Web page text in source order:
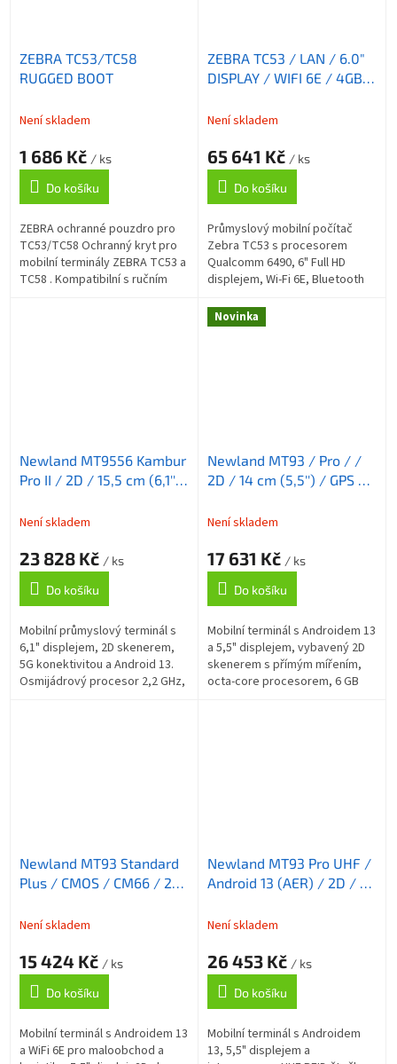
ZEBRA TC53/TC58
RUGGED BOOT
Není skladem
1 686 Kč / ks
Do košíku
ZEBRA ochranné pouzdro pro
TC53/TC58 Ochranný kryt pro
mobilní terminály ZEBRA TC53 a
TC58 . Kompatibilní s ručním
ZEBRA TC53 / LAN / 6.0"
DISPLAY / WIFI 6E / 4GB
Android
Není skladem
65 641 Kč / ks
Do košíku
Průmyslový mobilní počítač
Zebra TC53 s procesorem
Qualcomm 6490, 6" Full HD
displejem, Wi-Fi 6E, Bluetooth
16 Mpx fotoaparátem a krytím
IP68.
Newland MT9556 Kambur
Pro II / 2D / 15,5 cm (6,1'')
5G / NFC / Android / kit /
Není skladem
23 828 Kč / ks
Do košíku
Mobilní průmyslový terminál s
6,1" displejem, 2D skenerem,
5G konektivitou a Android 13.
Osmijádrový procesor 2,2 GHz,
Novinka
Newland MT93 / Pro / /
2D / 14 cm (5,5'') / GPS /
NFC / Android / kit / GMS
Není skladem
17 631 Kč / ks
Do košíku
Mobilní terminál s Androidem 13
a 5,5" displejem, vybavený 2D
skenerem s přímým mířením,
octa-core procesorem, 6 GB
Newland MT93 Standard
Plus / CMOS / CM66 / 2D
USB-C / BT / Wi-Fi / 4G /
Není skladem
15 424 Kč / ks
Do košíku
Mobilní terminál s Androidem 13
a WiFi 6E pro maloobchod a
Newland MT93 Pro UHF /
Android 13 (AER) / 2D / 14
RFID / USB-C / BT / Wi-Fi
Není skladem
26 453 Kč / ks
Do košíku
Mobilní terminál s Androidem
13, 5,5" displejem a